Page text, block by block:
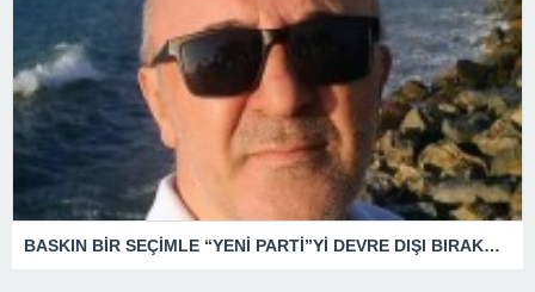
BASKIN BİR SEÇİMLE “YENİ PARTİ”Yİ DEVRE DIŞI BIRAKMAK İÇİN DÜĞMEYE Mİ BASILDI?